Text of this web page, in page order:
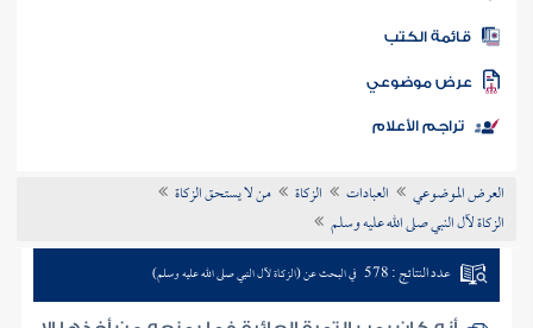
المكتبة
الكتب
موضوعي
تراجم الأعلام
العرض الموضوعي العبادات الزكاة
من لا يستحق الزكاة
الزكاة لآل النبي صلى الله عليه وسلم
عدد النتائج : 578 في البحث عن (الزكاة لآل النبي صلى الله عليه وسلم)